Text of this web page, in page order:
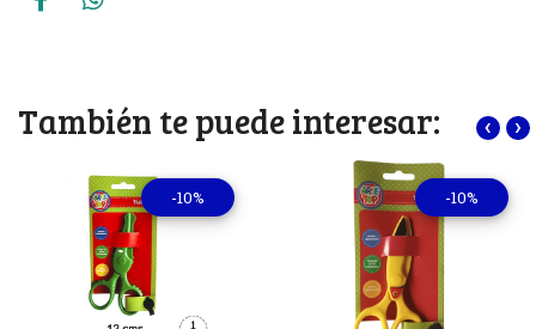
También te puede interesar:
-10% -10%
‹ ›